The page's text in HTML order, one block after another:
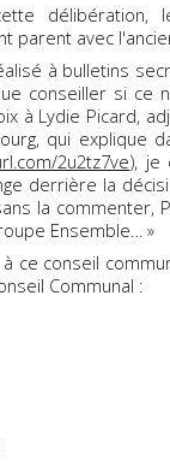
délibération,
parent avec
à bulletins
conseiller si ce
à Lydie Picard,
qui explique
2u2tz7ve), je
derrière la
la commenter,
Ensemble… »
ce conseil
Communal :